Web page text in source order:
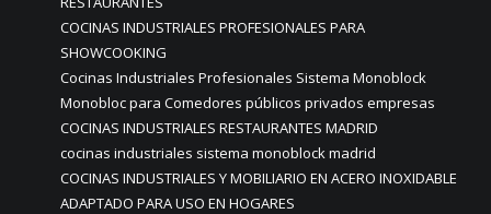
COCINAS INDUSTRIALES PROFESIONALES PARA
SHOWCOOKING
Cocinas Industriales Profesionales Sistema Monoblock
Monobloc para Comedores públicos privados empresas
COCINAS INDUSTRIALES RESTAURANTES MADRID
cocinas industriales sistema monoblock madrid
COCINAS INDUSTRIALES Y MOBILIARIO EN ACERO INOXIDABLE
ADAPTADO PARA USO EN HOGARES